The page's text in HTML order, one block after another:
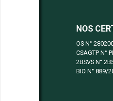
NOS
OS N°
CSAGTP N°
2BSVS N°
BIO N° 889/